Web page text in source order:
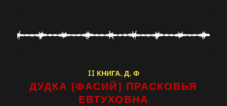
II КНИГА, Д, Ф
ДУДКА (ФАСИЙ) ПРАСКОВЬЯ
ЕВТУХОВНА